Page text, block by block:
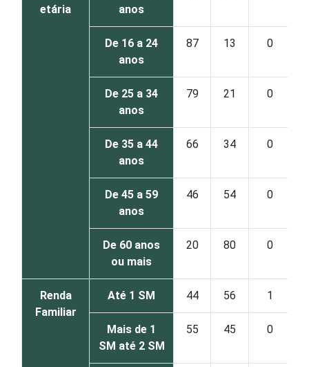
etária
anos
De 16 a 24
anos
87 13 0
De 25 a 34
anos
79 21 0
De 35 a 44
anos
66 34 0
De 45 a 59
anos
46 54 0
De 60 anos
ou mais
20 80 0
Renda
Familiar
Até 1 SM 44 56 1
Mais de 1
SM até 2 SM
55 45 0